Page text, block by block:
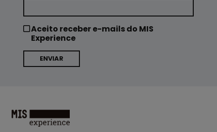
Aceito receber e-mails do MIS
Experience